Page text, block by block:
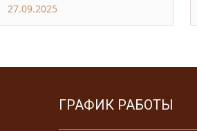
27.09.2025
ГРАФИК РАБОТЫ